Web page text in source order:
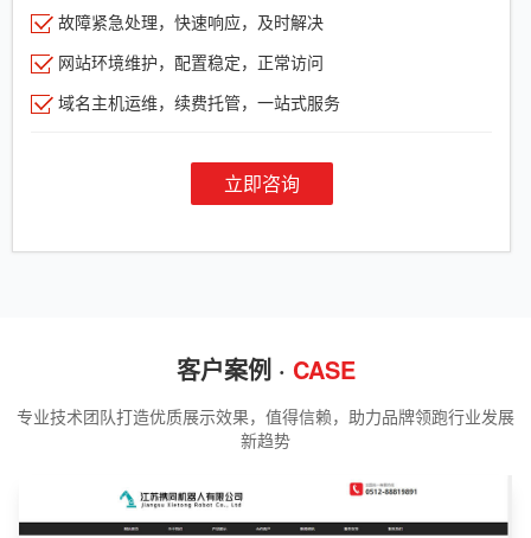
故障紧急处理，快速响应，及时解决
网站环境维护，配置稳定，正常访问
域名主机运维，续费托管，一站式服务
立即咨询
客户案例 · CASE
专业技术团队打造优质展示效果，值得信赖，助力品牌领跑行业发展
新趋势